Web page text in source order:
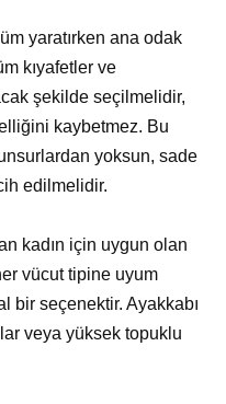
yaratırken ana odak
kıyafetler ve
şekilde seçilmelidir,
kaybetmez. Bu
yoksun, sade
edilmelidir.
kadın için uygun olan
vücut tipine uyum
bir seçenektir. Ayakkabı
veya yüksek topuklu